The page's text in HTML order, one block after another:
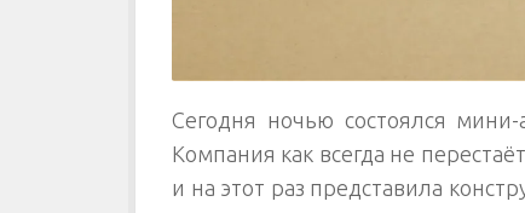
Сегодня ночью состоялся
Компания как всегда не
и на этот раз представила